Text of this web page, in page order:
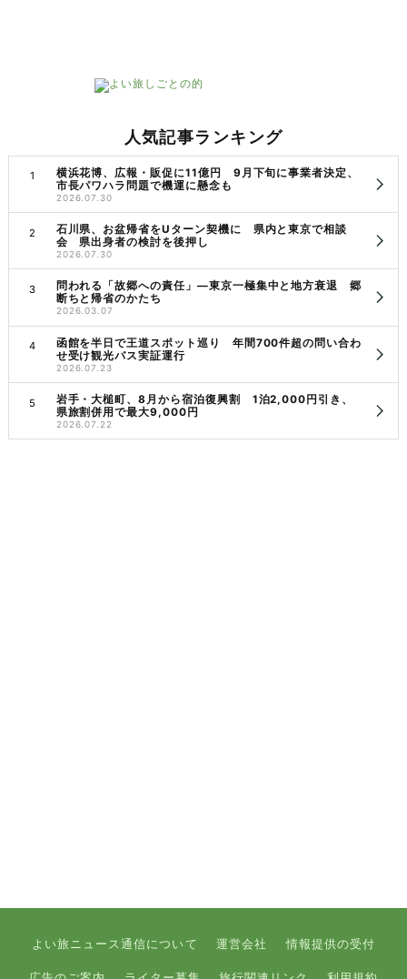
人気記事ランキング
横浜花博、広報・販促に11億円 9月下旬に事業者決定、
市長パワハラ問題で機運に懸念も
2026.07.30
石川県、お盆帰省をUターン契機に 県内と東京で相談
会 県出身者の検討を後押し
2026.07.30
問われる「故郷への責任」―東京一極集中と地方衰退 郷
断ちと帰省のかたち
2026.03.07
函館を半日で王道スポット巡り 年間700件超の問い合わ
せ受け観光バス実証運行
2026.07.23
岩手・大槌町、8月から宿泊復興割 1泊2,000円引き、
県旅割併用で最大9,000円
2026.07.22
よい旅ニュース通信について 運営会社 情報提供の受付